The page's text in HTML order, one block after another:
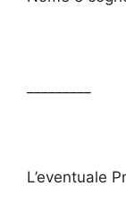
L’eventuale